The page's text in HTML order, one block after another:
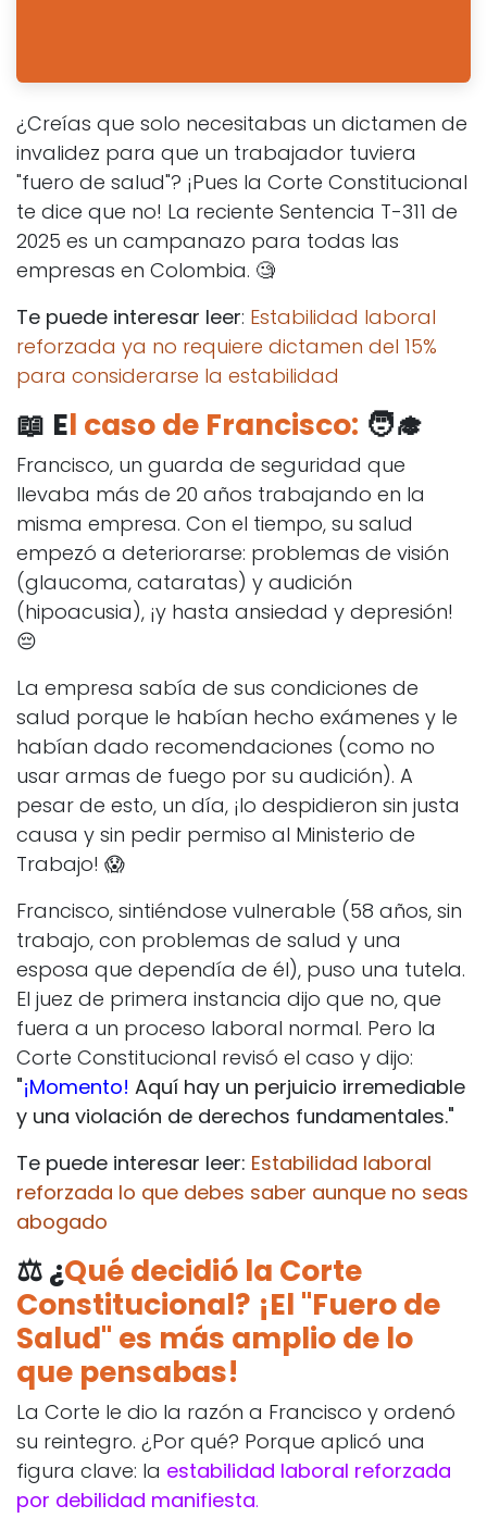
¿Creías que solo necesitabas un dictamen de
invalidez para que un trabajador tuviera
"fuero de salud"? ¡Pues la Corte Constitucional
te dice que no! La reciente Sentencia T-311 de
2025 es un campanazo para todas las
empresas en Colombia. 🧐
Te puede interesar leer: Estabilidad laboral
reforzada ya no requiere dictamen del 15%
para considerarse la estabilidad
📖 El caso de Francisco: 🧑‍🎓
Francisco, un guarda de seguridad que
llevaba más de 20 años trabajando en la
misma empresa. Con el tiempo, su salud
empezó a deteriorarse: problemas de visión
(glaucoma, cataratas) y audición
(hipoacusia), ¡y hasta ansiedad y depresión!
😔
La empresa sabía de sus condiciones de
salud porque le habían hecho exámenes y le
habían dado recomendaciones (como no
usar armas de fuego por su audición). A
pesar de esto, un día, ¡lo despidieron sin justa
causa y sin pedir permiso al Ministerio de
Trabajo! 😱
Francisco, sintiéndose vulnerable (58 años, sin
trabajo, con problemas de salud y una
esposa que dependía de él), puso una tutela.
El juez de primera instancia dijo que no, que
fuera a un proceso laboral normal. Pero la
Corte Constitucional revisó el caso y dijo:
"¡Momento! Aquí hay un perjuicio irremediable
y una violación de derechos fundamentales."
Te puede interesar leer: Estabilidad laboral
reforzada lo que debes saber aunque no seas
abogado
⚖️ ¿Qué decidió la Corte
Constitucional? ¡El "Fuero de
Salud" es más amplio de lo
que pensabas!
La Corte le dio la razón a Francisco y ordenó
su reintegro. ¿Por qué? Porque aplicó una
figura clave: la estabilidad laboral reforzada
por debilidad manifiesta.